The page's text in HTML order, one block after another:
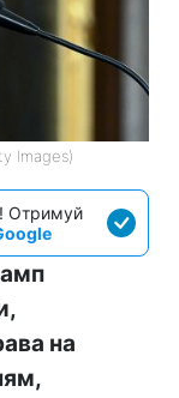
Images)
Отримуй
на